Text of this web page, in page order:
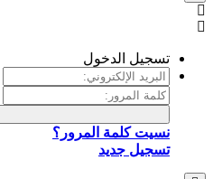
تسجيل الدخول
نسيت كلمة المرور؟
تسجيل جديد